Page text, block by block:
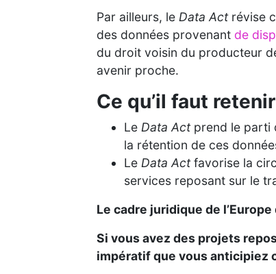
Par ailleurs, le Data Actrévise
des données provenant de
du droit voisin du producteur
avenir proche.
Ce qu’il faut
Le Data Actprend le parti
la rétention de ces
Le Data Actfavorise la
services reposant sur le
Le cadre juridique de
Si vous avez des projets
impératif que vous anticipiez